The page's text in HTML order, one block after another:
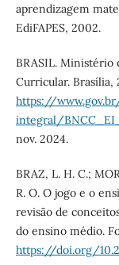
aprendizagem
EdiFAPES, 2002.
BRASIL. Ministério
Curricular. Brasília,
https://
integral/
nov. 2024.
BRAZ, L. H. C.;
R. O. O jogo e o
revisão de
do ensino médio.
https://doi.org/